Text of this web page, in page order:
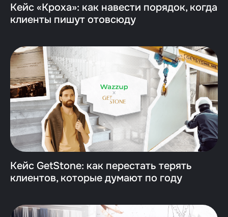
Кейс «Кроха»: как навести порядок, когда
клиенты пишут отовсюду
Кейс GetStone: как перестать терять
клиентов, которые думают по году